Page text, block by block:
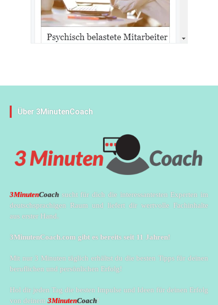
Über 3MinutenCoach
3MinutenCoach sucht für dich die interessantesten Experten im
deutschsprachigen Raum und liefert dir wertvolle Fachinhalte
aus erster Hand.
3MinutenCoach.com gibt es bereits seit 11 Jahren!
Mit nur 3 Minuten täglich erhältst du die besten Tipps für deinen
beruflichen und persönlichen Erfolg!
Hol dir jeden Tag die besten Impulse und Ideen für deinen Erfolg
von deinem 3MinutenCoach!